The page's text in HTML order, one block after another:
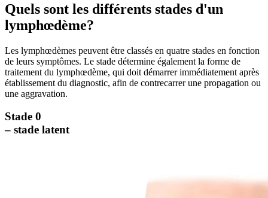
Quels sont les différents stades d'un
lymphœdème?
Les lymphœdèmes peuvent être classés en quatre stades en fonction
de leurs symptômes. Le stade détermine également la forme de
traitement du lymphœdème, qui doit démarrer immédiatement après
établissement du diagnostic, afin de contrecarrer une propagation ou
une aggravation.
Stade 0
– stade latent